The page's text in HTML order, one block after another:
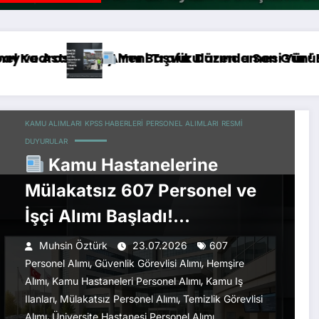
Meclis Yolunda
26 Temmuz’da Sona Eriyor
İhlalleri Yapanların Ehliyeti İptal Edilecek
Havalimanlarına Personel Alımı
KAMU ALIMLARI KPSS HABERLERI PERSONEL ALIMLARI RESMI
DUYURULAR
Kamu Hastanelerine
Mülakatsız 607 Personel ve
İşçi Alımı Başladı!
Başvurular Devam Ediyor
Muhsin Öztürk 23.07.2026
607
Personel Alımı, Güvenlik Görevlisi Alımı, Hemşire
Alımı,Kamu Hastaneleri Personel Alımı, Kamu Iş
Ilanları, Mülakatsız Personel Alımı, Temizlik Görevlisi
Alımı Üniversite Hastanesi Personel Alımı